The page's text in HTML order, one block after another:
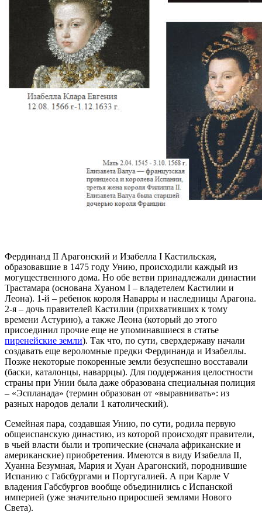
Фердинанд II Арагонский и Изабелла I Кастильская,
образовавшие в 1475 году Унию, происходили каждый из
могущественного дома. Но обе ветви принадлежали династии
Трастамара (основана Хуаном I – владетелем Кастилии и
Леона). 1-й – ребенок короля Наварры и наследницы Арагона.
2-я – дочь правителей Кастилии (прихвативших к тому
времени Астурию), а также Леона (который до этого
присоединил прочие еще не упоминавшиеся в статье
пиренейские земли). Так что, по сути, сверхдержаву начали
создавать еще вероломные предки Фердинанда и Изабеллы.
Позже некоторые покоренные земли безуспешно восставали
(баски, каталонцы, наваррцы). Для поддержания целостности
страны при Унии была даже образована специальная полиция
– «Эспланада» (термин образован от «выравнивать»: из
разных народов делали 1 католический).
Семейная пара, создавшая Унию, по сути, родила первую
общеиспанскую династию, из которой происходят правители,
в чьей власти были и тропические (сначала африканские и
американские) приобретения. Имеются в виду Изабелла II,
Хуанна Безумная, Мария и Хуан Арагонский, породнившие
Испанию с Габсбургами и Португалией. А при Карле V
владения Габсбургов вообще объединились с Испанской
империей (уже значительно приросшей землями Нового
Света).